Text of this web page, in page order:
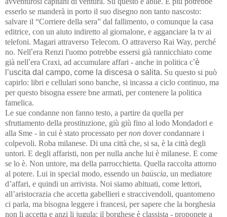
esserlo se manderà in porto il suo disegno non tanto nascosto:
salvare il “Corriere della sera” dal fallimento, o comunque la casa
editrice, con un aiuto indiretto al giornalone, e agganciare la tv ai
telefoni. Magari attraverso Telecom. O attraverso Rai Way, perché
no. Nell’era Renzi l'uomo potrebbe essersi già rannicchiato come
già nell’era Craxi, ad accumulare affari - anche in politica c’è
l’uscita dal campo, come la discesa o salita. Su questo si può
capirlo: libri e cellulari sono banche, si incassa a ciclo continuo, ma
per questo bisogna essere bne armati, per contenere la politica
famelica.
Le sue condanne non fanno testo, a partire da quella per
sfruttamento della prostituzione, giù giù fino al lodo Mondadori e
alla Sme - in cui è stato processato pernon dover condannare i
colpevoli. Roba milanese. Di una città che, si sa, è la città degli
untori. E degli affaristi, non per nulla anche lui è milanese. E come
se lo è. Non untore, ma della parrocchietta. Quella raccolta attorno
al potere. Lui in special modo, essendo un baüscia, un mediatore
d’affari, e quindi un arrivista. Noi siamo abituati, come lettori,
all’aristocrazia che accetta gabellieri e straccivendoli, quantomeno
ci parla, ma bisogna leggere i francesi, per sapere che la borghesia
non li accetta e anzi li jugula: il borghese è classista - proponete a